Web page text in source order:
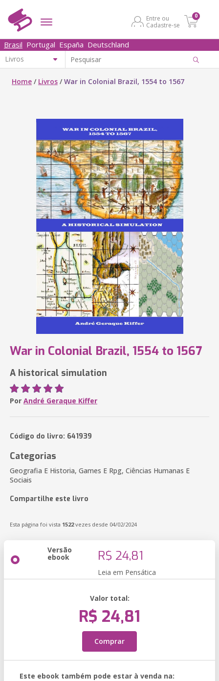
Entre ou
Cadastre-se
0
Brasil Portugal España Deutschland
Home / Livros /War in Colonial Brazil, 1554 to 1567
War in Colonial Brazil, 1554 to 1567
A historical simulation
Por André Geraque Kiffer
Código do livro: 641939
Categorias
Geografia E Historia, Games E Rpg, Ciências Humanas E
Sociais
Compartilhe este livro
Esta página foi vista 1522vezes desde 04/02/2024
Versão
ebook R$ 24,81
Leia em Pensática
Valor total:
R$ 24,81
Comprar
Este ebook também pode estar à venda na: